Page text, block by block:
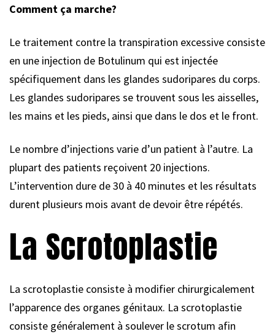
Comment ça marche?
Le traitement contre la transpiration excessive consiste
en une injection de Botulinum qui est injectée
spécifiquement dans les glandes sudoripares du corps.
Les glandes sudoripares se trouvent sous les aisselles,
les mains et les pieds, ainsi que dans le dos et le front.
Le nombre d’injections varie d’un patient à l’autre. La
plupart des patients reçoivent 20 injections.
L’intervention dure de 30 à 40 minutes et les résultats
durent plusieurs mois avant de devoir être répétés.
La Scrotoplastie
La scrotoplastie consiste à modifier chirurgicalement
l’apparence des organes génitaux. La scrotoplastie
consiste généralement à soulever le scrotum afin